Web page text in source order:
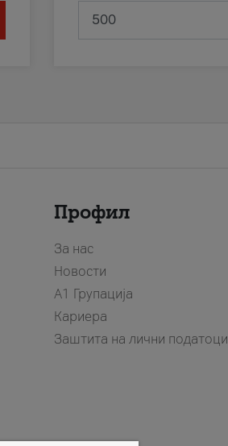
Профил
За нас
Новости
А1 Групација
Кариера
Заштита на лични податоци